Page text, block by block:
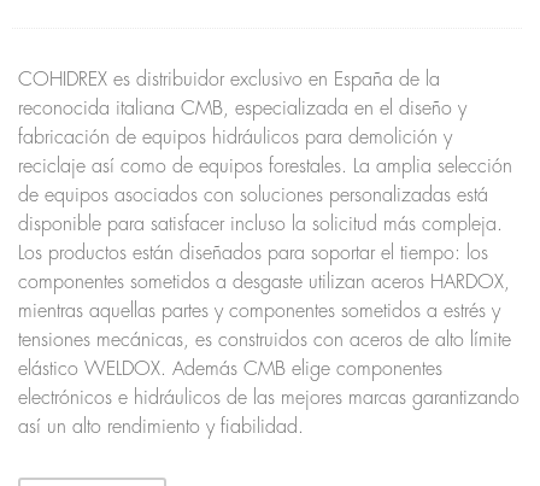
COHIDREX es distribuidor exclusivo en España de la
reconocida italiana CMB, especializada en el diseño y
fabricación de equipos hidráulicos para demolición y
reciclaje así como de equipos forestales. La amplia selección
de equipos asociados con soluciones personalizadas está
disponible para satisfacer incluso la solicitud más compleja.
Los productos están diseñados para soportar el tiempo: los
componentes sometidos a desgaste utilizan aceros HARDOX,
mientras aquellas partes y componentes sometidos a estrés y
tensiones mecánicas, es construidos con aceros de alto límite
elástico WELDOX. Además CMB elige componentes
electrónicos e hidráulicos de las mejores marcas garantizando
así un alto rendimiento y fiabilidad.